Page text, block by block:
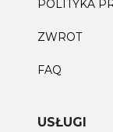
POLITYKA
ZWROT
FAQ
USŁUGI